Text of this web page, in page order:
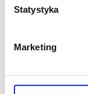
Statystyka
Marketing